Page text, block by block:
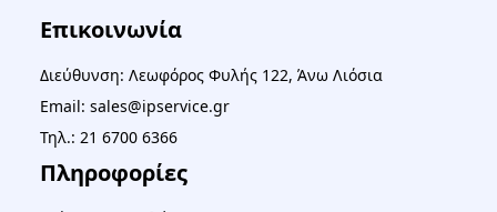
Επικοινωνία
Διεύθυνση: Λεωφόρος Φυλής 122, Άνω Λιόσια
Email: sales@ipservice.gr
Τηλ.: 21 6700 6366
Πληροφορίες